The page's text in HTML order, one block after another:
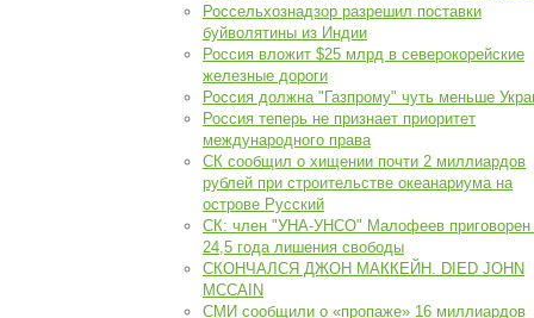
Россельхознадзор разрешил поставки
буйволятины из Индии
Россия вложит $25 млрд в северокорейские
железные дороги
Россия должна "Газпрому" чуть меньше
Россия теперь не признает приоритет
международного права
СК сообщил о хищении почти 2 миллиардов
рублей при строительстве океанариума на
острове Русский
СК: член "УНА-УНСО" Малофеев приговорен
24,5 года лишения свободы
СКОНЧАЛСЯ ДЖОН МАККЕЙН. DIED JOHN
MCCAIN
СМИ сообщили о «пропаже» 16 миллиардов